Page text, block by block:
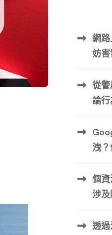
網
妨
從
論
洩
個
涉
透